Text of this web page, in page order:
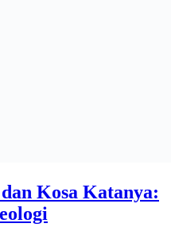
Kosa Katanya: